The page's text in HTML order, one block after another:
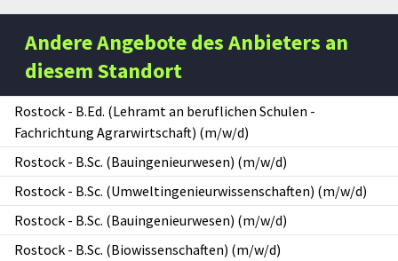
Andere Angebote des Anbieters an
diesem Standort
Rostock - B.Ed. (Lehramt an beruflichen Schulen -
Fachrichtung Agrarwirtschaft) (m/w/d)
Rostock - B.Sc. (Bauingenieurwesen) (m/w/d)
Rostock - B.Sc. (Umweltingenieurwissenschaften) (m/w/d)
Rostock - B.Sc. (Bauingenieurwesen) (m/w/d)
Rostock - B.Sc. (Biowissenschaften) (m/w/d)